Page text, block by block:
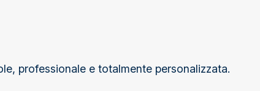
professionale e totalmente personalizzata.